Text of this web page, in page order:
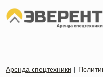
Аренда спецтехники